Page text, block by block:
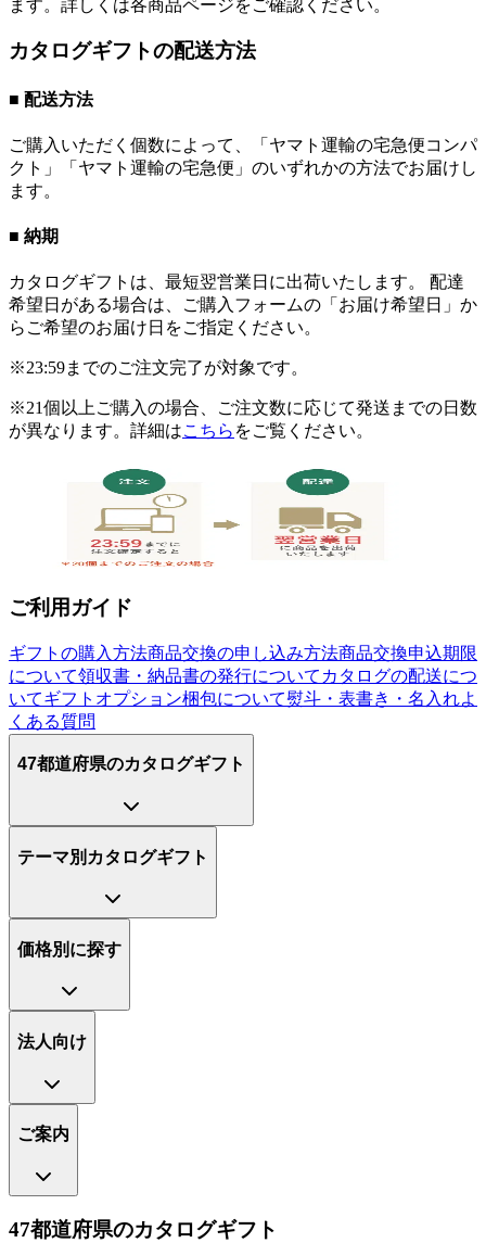
ます。詳しくは各商品ページをご確認ください。
カタログギフトの配送方法
■ 配送方法
ご購入いただく個数によって、「ヤマト運輸の宅急便コンパ
クト」「ヤマト運輸の宅急便」のいずれかの方法でお届けし
ます。
■ 納期
カタログギフトは、最短翌営業日に出荷いたします。 配達
希望日がある場合は、ご購入フォームの「お届け希望日」か
らご希望のお届け日をご指定ください。
※23:59までのご注文完了が対象です。
※21個以上ご購入の場合、ご注文数に応じて発送までの日数
が異なります。詳細はこちら をご覧ください。
ご利用ガイド
ギフトの購入方法商品交換の申し込み方法商品交換申込期限
について領収書・納品書の発行について カタログの配送につ
いてギフトオプション梱包について熨斗・表書き・名入れよ
くある質問
47都道府県のカタログギフト
テーマ別カタログギフト
価格別に探す
法人向け
ご案内
47都道府県のカタログギフト